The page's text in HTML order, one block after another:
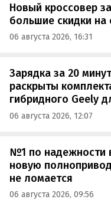
Новый кроссовер
большие скидки
06 августа 2026, 16:31
Зарядка за 20
раскрыты
гибридного Geely
06 августа 2026, 12:07
№1 по надежности
новую
не ломается
06 августа 2026, 09:56